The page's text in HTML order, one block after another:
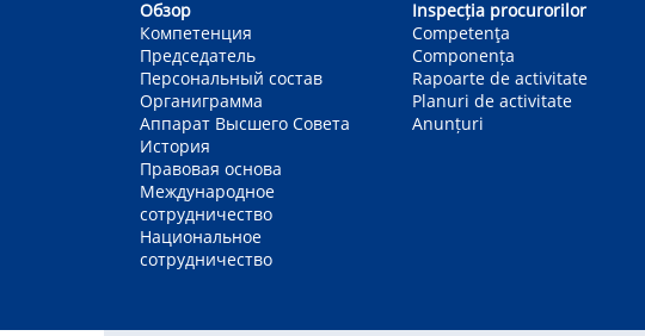
navigation
Обзор
Компетенция
Председатель
Персональный состав
Органиграмма
Аппарат Высшего Совета
История
Правовая основа
Международное
сотрудничество
Национальное
сотрудничество
Inspecția procurorilor
Competenţa
Componența
Rapoarte de activitate
Planuri de activitate
Anunțuri